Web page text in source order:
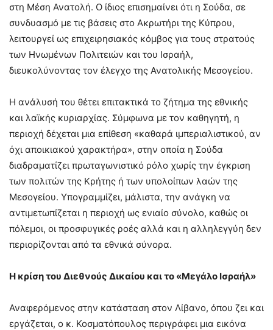
στη Μέση Ανατολή. Ο ίδιος επισημαίνει ότι η Σούδα, σε
συνδυασμό με τις βάσεις στο Ακρωτήρι της Κύπρου,
λειτουργεί ως επιχειρησιακός κόμβος για τους στρατούς
των Ηνωμένων Πολιτειών και του Ισραήλ,
διευκολύνοντας τον έλεγχο της Ανατολικής Μεσογείου.
Η ανάλυσή του θέτει επιτακτικά το ζήτημα της εθνικής
και λαϊκής κυριαρχίας. Σύμφωνα με τον καθηγητή, η
περιοχή δέχεται μια επίθεση «καθαρά ιμπεριαλιστικού, αν
όχι αποικιακού χαρακτήρα», στην οποία η Σούδα
διαδραματίζει πρωταγωνιστικό ρόλο χωρίς την έγκριση
των πολιτών της Κρήτης ή των υπολοίπων λαών της
Μεσογείου. Υπογραμμίζει, μάλιστα, την ανάγκη να
αντιμετωπίζεται η περιοχή ως ενιαίο σύνολο, καθώς οι
πόλεμοι, οι προσφυγικές ροές αλλά και η αλληλεγγύη δεν
περιορίζονται από τα εθνικά σύνορα.
Η κρίση του Διεθνούς Δικαίου και το «Μεγάλο Ισραήλ»
Αναφερόμενος στην κατάσταση στον Λίβανο, όπου ζει και
εργάζεται, ο κ. Κοσματόπουλος περιγράφει μια εικόνα